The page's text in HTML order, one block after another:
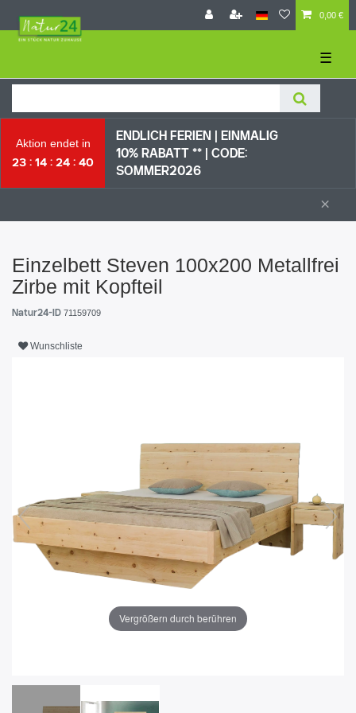
0,00 €
☰
Aktion endet in
23
14 24 39
ENDLICH FERIEN | EI NMALIG
10% RABATT ** | CODE:
SOMMER2026
×
Einzelbett Steven 100x200 Metallfrei
Zirbe mit Kopfteil
Natur24-ID 71159709
Wunschliste
Vergrößern durch berühren